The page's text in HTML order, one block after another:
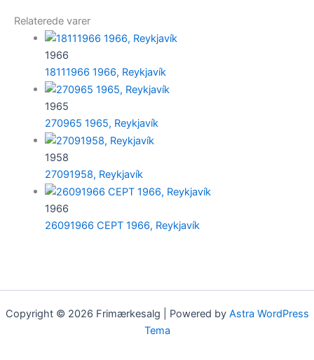
Relaterede varer
1966
18111966 1966, Reykjavík
1965
270965 1965, Reykjavík
1958
27091958, Reykjavík
1966
26091966 CEPT 1966, Reykjavík
Copyright © 2026 Frimærkesalg | Powered by Astra WordPress
Tema